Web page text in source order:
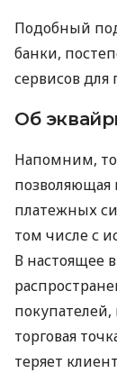
Подобный
банки,
сервисов
Об
Напомним,
позволяющая
платежных
том числе с
В настоящее
покупателей,
торговая
теряет